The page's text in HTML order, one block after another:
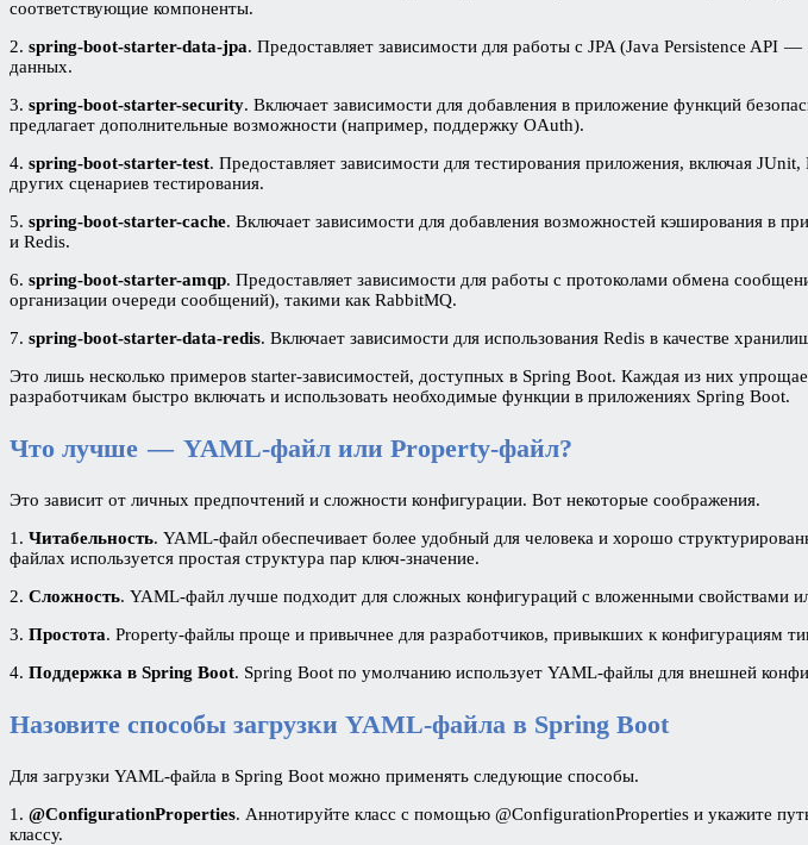
соответствующие компоненты.
2. spring-boot-starter-data-jpa. Предоставляет зависимости для работы с JPA (Java Persistence API
данных.
3. spring-boot-starter-security. Включает зависимости для добавления в приложение функций
предлагает дополнительные возможности (например, поддержку OAuth).
4. spring-boot-starter-test. Предоставляет зависимости для тестирования приложения, включая
других сценариев тестирования.
5. spring-boot-starter-cache. Включает зависимости для добавления возможностей кэширования в
и Redis.
6. spring-boot-starter-amqp. Предоставляет зависимости для работы с протоколами обмена
организации очереди сообщений), такими как RabbitMQ.
7. spring-boot-starter-data-redis. Включает зависимости для использования Redis в качестве
Это лишь несколько примеров starter-зависимостей, доступных в Spring Boot. Каждая из них
разработчикам быстро включать и использовать необходимые функции в приложениях Spring Boot.
Что лучше — YAML-файл или Property-файл?
Это зависит от личных предпочтений и сложности конфигурации. Вот некоторые соображения.
1. Читабельность. YAML-файл обеспечивает более удобный для человека и хорошо
файлах используется простая структура пар ключ-значение.
2. Сложность. YAML-файл лучше подходит для сложных конфигураций с вложенными свойствами
3. Простота. Property-файлы проще и привычнее для разработчиков, привыкших к конфигурациям
4. Поддержка в Spring Boot. Spring Boot по умолчанию использует YAML-файлы для внешней
Назовите способы загрузки YAML-файла в Spring Boot
Для загрузки YAML-файла в Spring Boot можно применять следующие способы.
1. @ConfigurationProperties. Аннотируйте класс с помощью @ConfigurationProperties и укажите
классу.